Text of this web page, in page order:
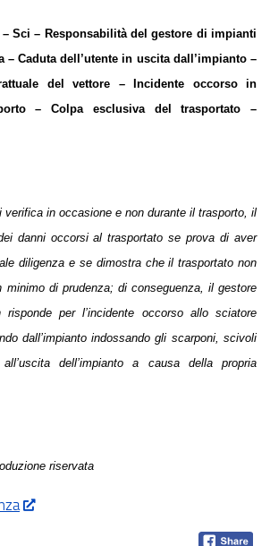
Sci – Responsabilità del gestore di impianti
– Caduta dell’utente in uscita dall’impianto –
del vettore – Incidente occorso in
– Colpa esclusiva del trasportato –
verifica in occasione e non durante il trasporto, il
danni occorsi al trasportato se prova di aver
diligenza e se dimostra che il trasportato non
di prudenza; di conseguenza, il gestore
per l’incidente occorso allo sciatore
dall’impianto indossando gli scarponi, scivoli
dell’impianto a causa della propria
riservata